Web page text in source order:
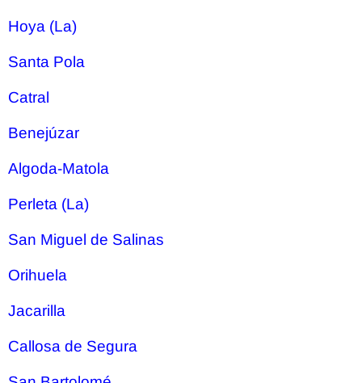
Hoya (La)
Santa Pola
Catral
Benejúzar
Algoda-Matola
Perleta (La)
San Miguel de Salinas
Orihuela
Jacarilla
Callosa de Segura